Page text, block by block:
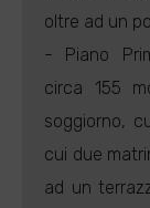
oltre ad un
- Piano
circa 155
soggiorno,
cui due
ad un